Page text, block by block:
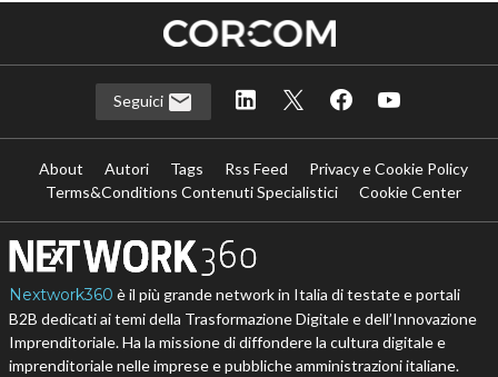
Seguici
About Autori Tags Rss Feed
Privacy e Cookie Policy
Terms&Conditions Contenuti Specialistici
Cookie Center
Nextwork360 è il più grande network in Italia di testate e portali
B2B dedicati ai temi della Trasformazione Digitale e dell’Innovazione
Imprenditoriale. Ha la missione di diffondere la cultura digitale e
imprenditoriale nelle imprese e pubbliche amministrazioni italiane.